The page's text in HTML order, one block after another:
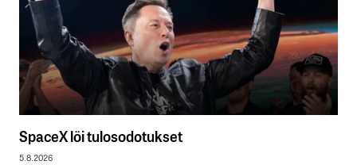
SpaceX löi tulosodotukset
5.8.2026